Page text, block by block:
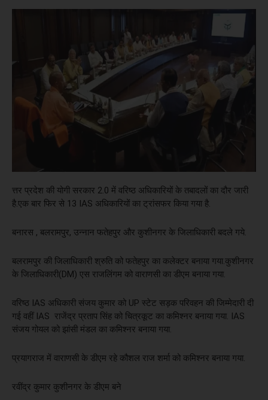
त्तर प्रदेश की योगी सरकार 2.0 में वरिष्ठ अधिकारियों के तबादलों का दौर जारी
है.एक बार फिर से 13 IAS अधिकारियों का ट्रांसफर किया गया है.
बनारस , बलरामपुर, उन्नान फतेहपुर और कुशीनगर के जिलाधिकारी बदले गये.
बलरामपुर की जिलाधिकारी श्रुति को फतेहपुर का कलेक्टर बनाया गया.कुशीनगर
के जिलाधिकारी(DM) एस राजलिंगम को वाराणसी का डीएम बनाया गया.
वरिष्ठ IAS अधिकारी संजय कुमार को UP स्टेट सड़क परिवहन की जिम्मेदारी दी
गई वहीं IAS राजेंद्र प्रताप सिंह को चित्रकूट का कमिश्नर बनाया गया. IAS
संजय गोयल को झांसी मंडल का कमिश्नर बनाया गया.
प्रयागराज में वाराणसी के डीएम रहे कौशल राज शर्मा को कमिश्नर बनाया गया.
रवींद्र कुमार कुशीनगर के डीएम बने